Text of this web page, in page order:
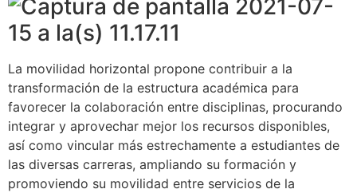
La movilidad horizontal propone contribuir a la
transformación de la estructura académica para
favorecer la colaboración entre disciplinas, procurando
integrar y aprovechar mejor los recursos disponibles,
así como vincular más estrechamente a estudiantes de
las diversas carreras, ampliando su formación y
promoviendo su movilidad entre servicios de la